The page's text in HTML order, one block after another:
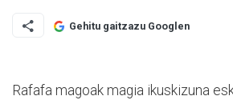
Gehitu gaitzazu Googlen
Rafafa magoak magia ikuskizuna